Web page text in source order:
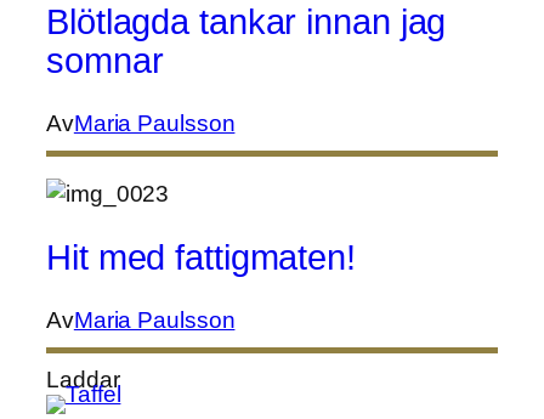
Blötlagda tankar innan jag
somnar
AvMaria Paulsson
Hit med fattigmaten!
AvMaria Paulsson
Laddar